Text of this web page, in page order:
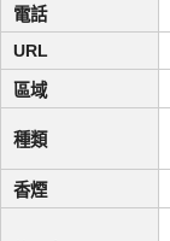
電話
URL
區域
種類
香煙